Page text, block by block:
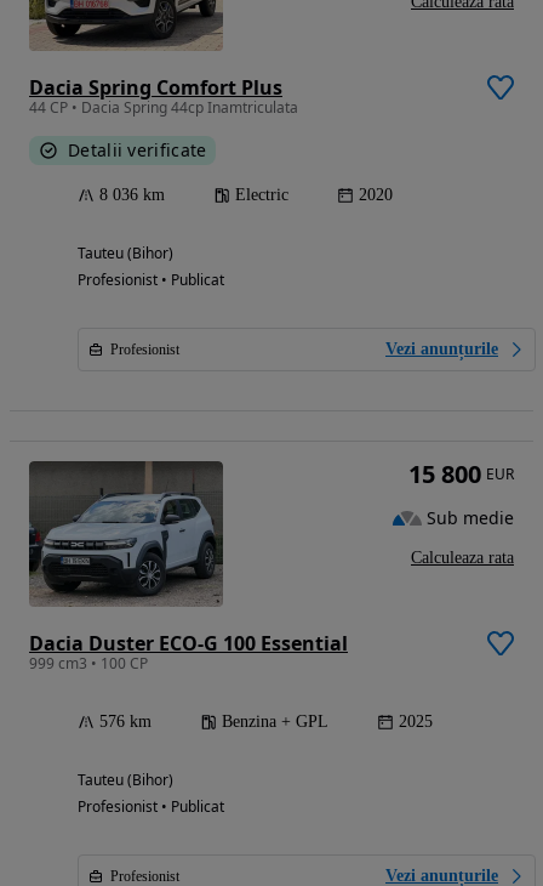
Dacia Spring Comfort Plus
44 CP • Dacia Spring 44cp Inamtriculata
Detalii verificate
8 036 km Electric 2020
Tauteu (Bihor)
Profesionist • Publicat
Profesionist Vezi anunțurile
Dacia Duster ECO-G 100 Essential
999 cm3 • 100 CP
576 km Benzina + GPL 2025
Tauteu (Bihor)
Profesionist • Publicat
Profesionist Vezi anunțurile
15 800 EUR
Sub medie
Calculeaza rata